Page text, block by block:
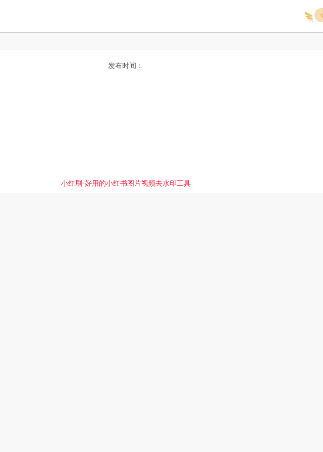
发布时间：
小红刷-好用的小红书图片视频去水印工具